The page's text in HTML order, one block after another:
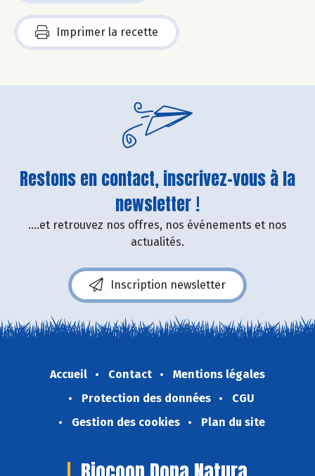
Imprimer la recette
Restons en contact, inscrivez-vous à la
newsletter !
....et retrouvez nos offres, nos événements et nos
actualités.
Inscription newsletter
Accueil Contact
Mentions légales
Protection des données
CGU
Gestion des cookies
Plan du site